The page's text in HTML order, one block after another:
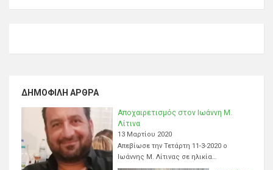
ΔΗΜΟΦΙΛΉ ΆΡΘΡΑ
Αποχαιρετισμός στον Ιωάννη Μ.
Λίτινα
13 Μαρτίου 2020
Απεβίωσε την Τετάρτη 11-3-2020 ο
Ιωάννης Μ. Λίτινας σε ηλικία…